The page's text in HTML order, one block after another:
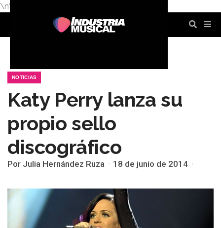
\n\n
NOTICIAS
Katy Perry lanza su
propio sello
discográfico
Por Julia Hernández Ruza 18 de junio de 2014